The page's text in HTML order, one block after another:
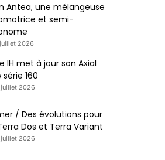
Antea, une mélangeuse
et semi-
2026
IH met à jour son Axial
série 160
2026
/ Des évolutions pour
Dos et Terra Variant
2026